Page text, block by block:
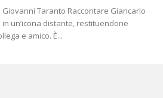
Taranto Raccontare Giancarlo
un’icona distante, restituendone
e amico. È...